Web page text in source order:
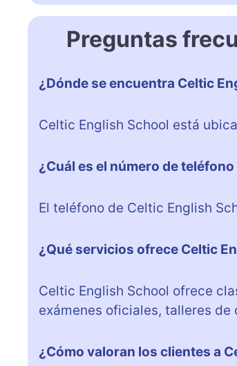
Preguntas
¿Dónde se encuentra Celtic
Celtic English School está
¿Cuál es el número de
El teléfono de Celtic English
¿Qué servicios ofrece Celtic
Celtic English School ofrece
exámenes oficiales, talleres
¿Cómo valoran los clientes a